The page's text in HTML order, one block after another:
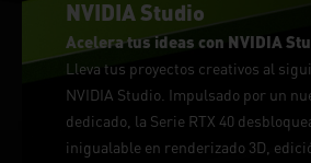
NVIDIA Studio
Acelera tus ideas con NVIDIA
Lleva tus proyectos creativos al
NVIDIA Studio. Impulsado por un
dedicado, la Serie RTX 40
inigualable en renderizado 3D,